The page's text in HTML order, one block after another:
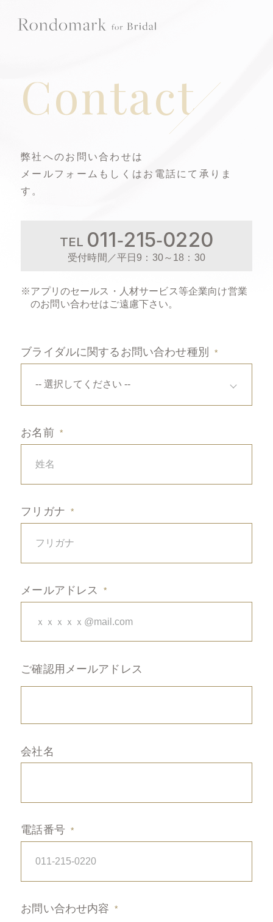
About
Member
Recruit
Tel : 011-215-0220
Contact
弊社へのお問い合わせは
メールフォームもしくはお電話にて承りま
す。
TEL 011-215-0220
受付時間／平日9：30～18：30
※アプリのセールス・人材サービス等企業向け営業
のお問い合わせはご遠慮下さい。
ブライダルに関するお問い合わせ種別
お名前
フリガナ
メールアドレス
ご確認用メールアドレス
会社名
電話番号
お問い合わせ内容